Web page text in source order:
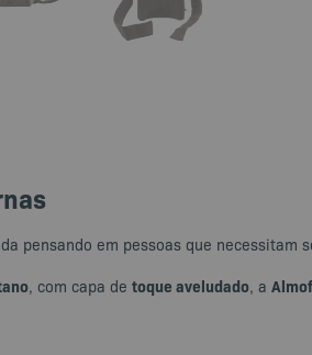
pensando em pessoas que necessitam
, com capa de toque aveludado, a